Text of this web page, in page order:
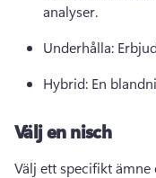
analyser.
Underhålla:
Hybrid: En
Välj en nisch
Välj ett specifikt